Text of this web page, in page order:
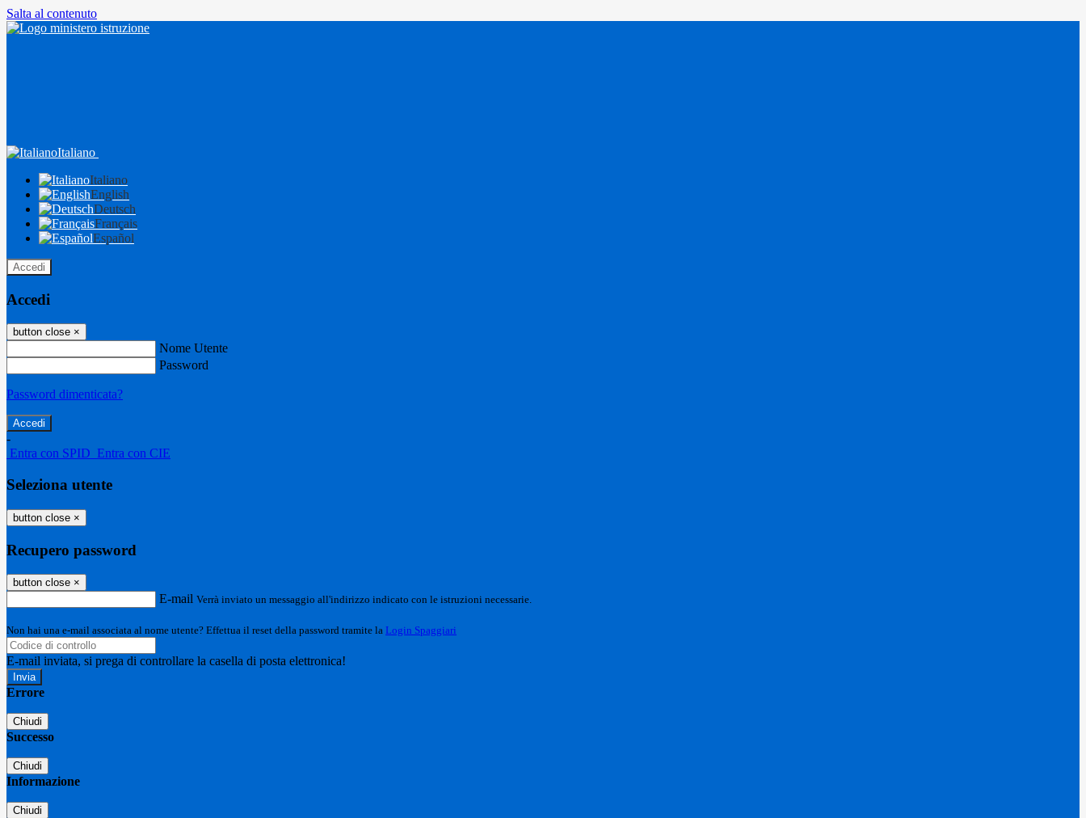
Salta al contenuto
Italiano
Italiano
English
Deutsch
Français
Español
Accedi
Accedi
button close ×
Nome Utente
Password
Password dimenticata?
-
Entra con SPID Entra con CIE
Seleziona utente
button close ×
Recupero password
button close ×
E-mail Verrà inviato un messaggio all'indirizzo indicato con le istruzioni necessarie.
Non hai una e-mail associata al nome utente? Effettua il reset della password tramite la Login Spaggiari
E-mail inviata, si prega di controllare la casella di posta elettronica!
Errore
Chiudi
Successo
Chiudi
Informazione
Chiudi